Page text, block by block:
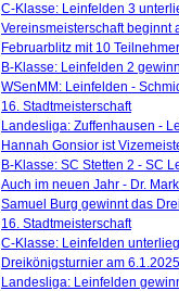
C-Klasse: Leinfelden 3
Vereinsmeisterschaft beginnt
Februarblitz mit 10
B-Klasse: Leinfelden 2
WSenMM: Leinfelden -
16. Stadtmeisterschaft
Landesliga: Zuffenhausen -
Hannah Gonsior ist
B-Klasse: SC Stetten 2 - SC
Auch im neuen Jahr - Dr.
Samuel Burg gewinnt das
16. Stadtmeisterschaft
C-Klasse: Leinfelden
Dreikönigsturnier am
Landesliga: Leinfelden